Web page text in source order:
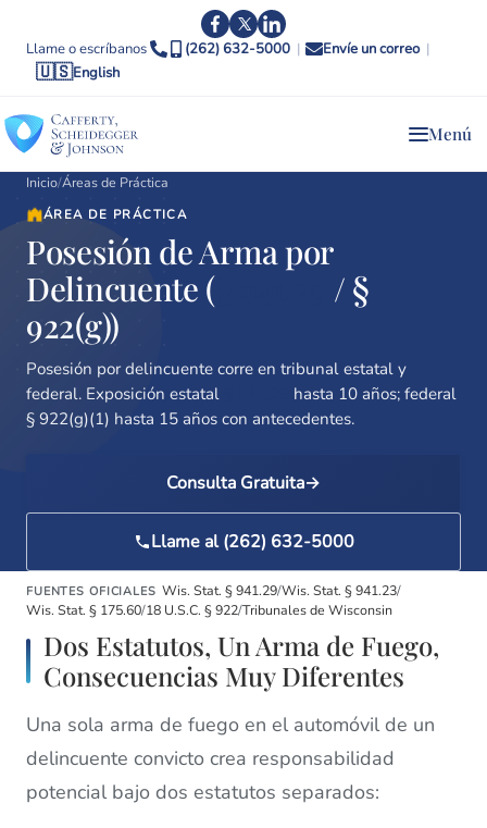
Llame o escríbanos (262) 632-5000 | Envíe un correo |
🇺🇸English
Menú
Inicio/Áreas de Práctica
ÁREA DE PRÁCTICA
Posesión de Arma por
Delincuente (
/ §
922(g))
Posesión por delincuente corre en tribunal estatal y
federal. Exposición estatal
hasta 10 años; federal
§ 922(g)(1) hasta 15 años con antecedentes.
Consulta Gratuita
Llame al (262) 632-5000
FUENTES OFICIALES Wis. Stat. § 941.29/Wis. Stat. § 941.23/
Wis. Stat. § 175.60/18 U.S.C. § 922/Tribunales de Wisconsin
Dos Estatutos, Un Arma de Fuego,
Consecuencias Muy Diferentes
Una sola arma de fuego en el automóvil de un
delincuente convicto crea responsabilidad
potencial bajo dos estatutos separados: